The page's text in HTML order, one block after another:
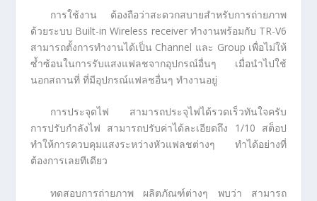
การใช้งาน ต้องถือว่าสะดวกสบายสำหรับการถ่ายภาพ
ด้วยระบบ Built-in Wireless receiver ทำงานพร้อมกับ TR-V6
สามารถตั้งการทำงานได้เป็น Channel และ Group เพื่อไม่ให้
ซ้ำซ้อนในการรับแสงแฟลชจากอุปกรณ์อื่นๆ เมื่อนำไปใช้
นอกสถานที่ ที่มีอุปกรณ์แฟลชอื่นๆ ทำงานอยู่
การประจุดไฟ สามารถประจุไฟได้รวดเร็วทันใจครับ
การปรับกำลังไฟ สามารถปรับค่าได้ละเอียดถึง 1/10 สต็อป
ทำให้การควบคุมแสงระหว่างหัวแฟลชต่างๆ ทำได้อย่างที่
ต้องการเลยทีเดียว
ทดสอบการถ่ายภาพ ผลิตภัณฑ์ต่างๆ พบว่า สามารถ